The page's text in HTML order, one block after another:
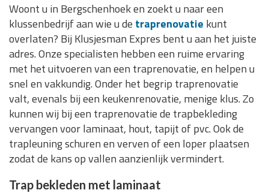
Woont u in Bergschenhoek en zoekt u naar een
klussenbedrijf aan wie u de traprenovatie kunt
overlaten? Bij Klusjesman Expres bent u aan het juiste
adres. Onze specialisten hebben een ruime ervaring
met het uitvoeren van een traprenovatie, en helpen u
snel en vakkundig. Onder het begrip traprenovatie
valt, evenals bij een keukenrenovatie, menige klus. Zo
kunnen wij bij een traprenovatie de trapbekleding
vervangen voor laminaat, hout, tapijt of pvc. Ook de
trapleuning schuren en verven of een loper plaatsen
zodat de kans op vallen aanzienlijk vermindert.
Trap bekleden met laminaat